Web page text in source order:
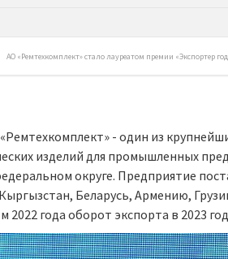
АО «Ремтехкомплект» стало лауреатом премии «Экспортер
- один из
изделий для промышленных
округе. Предприятие
Кыргызстан, Беларусь, Армению,
года оборот экспорта в 2023